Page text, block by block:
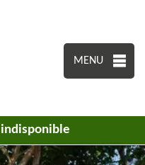
MENU
indisponible